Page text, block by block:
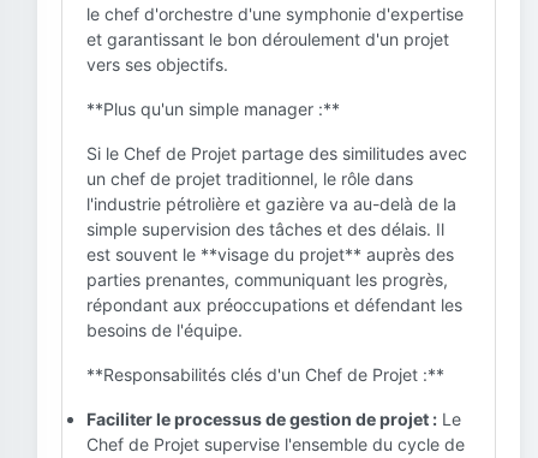
le chef d'orchestre d'une symphonie d'expertise
et garantissant le bon déroulement d'un projet
vers ses objectifs.
**Plus qu'un simple manager :**
Si le Chef de Projet partage des similitudes avec
un chef de projet traditionnel, le rôle dans
l'industrie pétrolière et gazière va au-delà de la
simple supervision des tâches et des délais. Il
est souvent le **visage du projet** auprès des
parties prenantes, communiquant les progrès,
répondant aux préoccupations et défendant les
besoins de l'équipe.
**Responsabilités clés d'un Chef de Projet :**
Faciliter le processus de gestion de projet : Le
Chef de Projet supervise l'ensemble du cycle de